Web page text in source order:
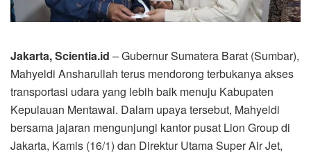
Jakarta, Scientia.id – Gubernur Sumatera Barat (Sumbar),
Mahyeldi Ansharullah terus mendorong terbukanya akses
transportasi udara yang lebih baik menuju Kabupaten
Kepulauan Mentawai. Dalam upaya tersebut, Mahyeldi
bersama jajaran mengunjungi kantor pusat Lion Group di
Jakarta, Kamis (16/1) dan Direktur Utama Super Air Jet,